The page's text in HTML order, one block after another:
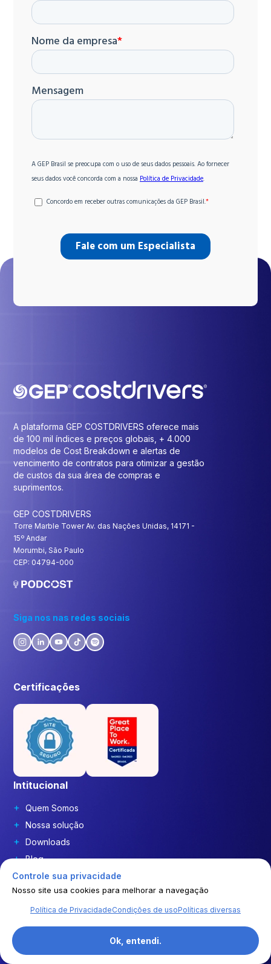
A plataforma GEP COSTDRIVERS oferece mais
de 100 mil índices e preços globais, + 4.000
modelos de Cost Breakdown e alertas de
vencimento de contratos para otimizar a gestão
de custos da sua área de compras e
suprimentos.
GEP COSTDRIVERS
Torre Marble Tower Av. das Nações Unidas, 14171 -
15º Andar
Morumbi, São Paulo
CEP: 04794-000
Intitucional
Quem Somos
Nossa solução
Downloads
Blog
Ferramentas Gratuitas
Calculadora de Frete
Contato
Política
Siga nos nas redes sociais
Certificações
Controle sua privacidade
Nosso site usa cookies para melhorar a navegação
Política de PrivacidadeCondições de usoPolíticas diversas
Ok, entendi.